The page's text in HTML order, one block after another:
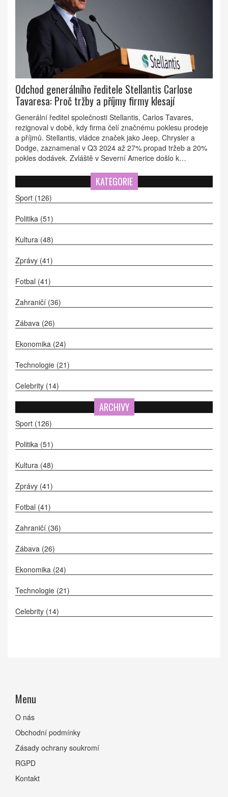
Odchod generálního ředitele Stellantis Carlose
Tavaresa: Proč tržby a příjmy firmy klesají
Generální ředitel společnosti Stellantis, Carlos Tavares,
rezignoval v době, kdy firma čelí značnému poklesu prodeje
a příjmů. Stellantis, vládce značek jako Jeep, Chrysler a
Dodge, zaznamenal v Q3 2024 až 27% propad tržeb a 20%
pokles dodávek. Zvláště v Severní Americe došlo k
globálnímu oslabení. CFO firmy, Doug Ostermann, se
připravuje na zlepšení situace inovacemi a snížením cen.
KATEGORIE
Sport (126)
Politika (51)
Kultura (48)
Zprávy (41)
Fotbal (41)
Zahraničí (36)
Zábava (26)
Ekonomika (24)
Technologie (21)
Celebrity (14)
ARCHIVY
Sport (126)
Politika (51)
Kultura (48)
Zprávy (41)
Fotbal (41)
Zahraničí (36)
Zábava (26)
Ekonomika (24)
Technologie (21)
Celebrity (14)
Menu
O nás
Obchodní podmínky
Zásady ochrany soukromí
RGPD
Kontakt